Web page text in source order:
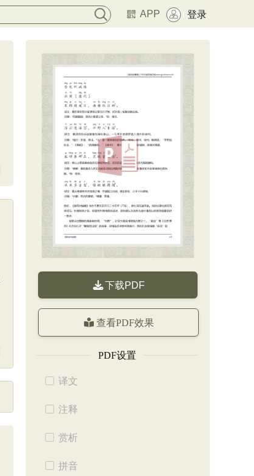
APP 登录
下载PDF
查看PDF效果
PDF设置
译文
注释
赏析
拼音